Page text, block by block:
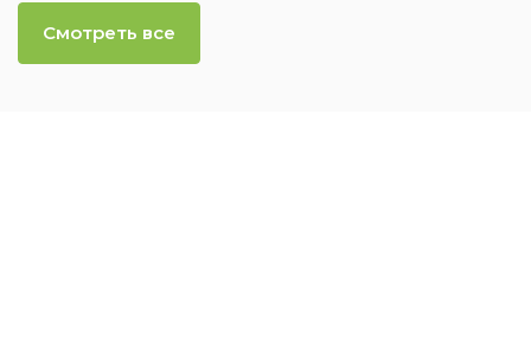
Смотреть все